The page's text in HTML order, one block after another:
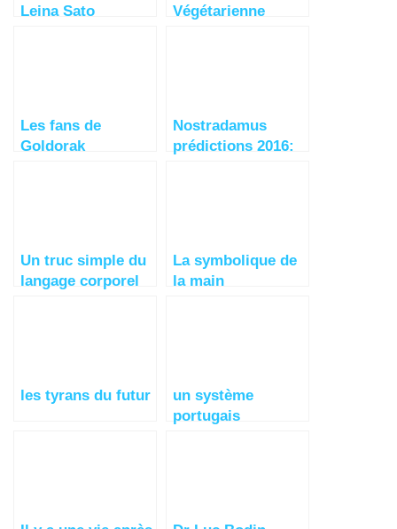
Leina Sato
Végétarienne
Les fans de
Goldorak
Nostradamus
prédictions 2016:
Un truc simple du
langage corporel
La symbolique de
la main
les tyrans du futur
un système
portugais